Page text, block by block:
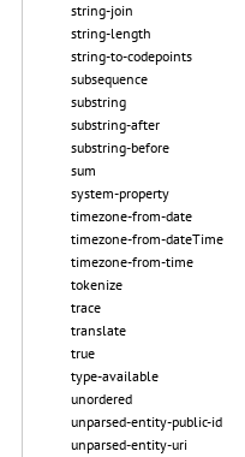
string-join
string-length
string-to-codepoints
subsequence
substring
substring-after
substring-before
sum
system-property
timezone-from-date
timezone-from-dateTime
timezone-from-time
tokenize
trace
translate
true
type-available
unordered
unparsed-entity-public-id
unparsed-entity-uri